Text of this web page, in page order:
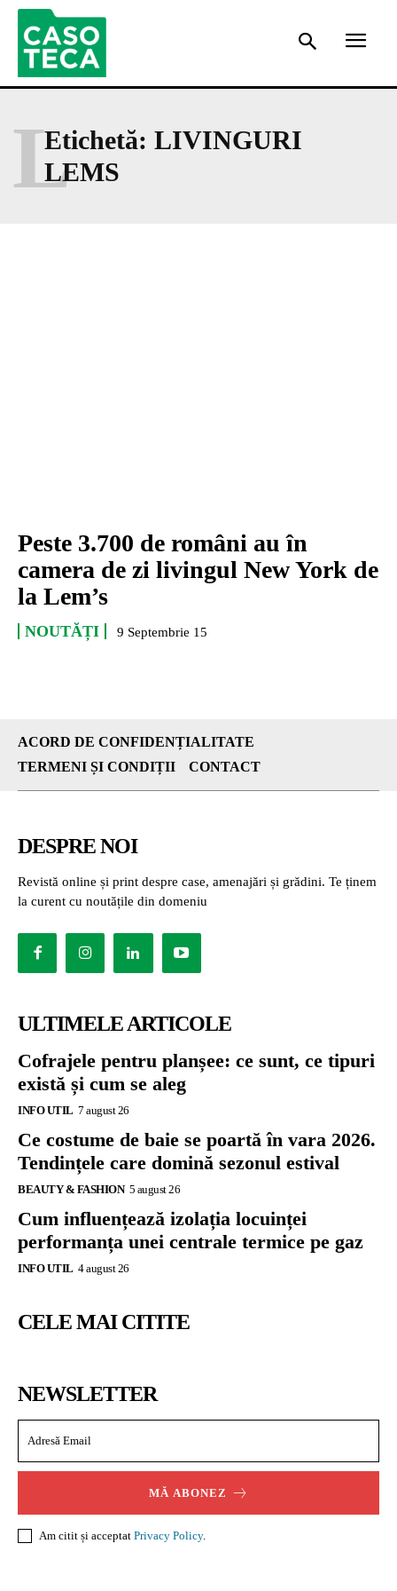
Etichetă: LIVINGURI
LEMS
L
Peste 3.700 de români au în
camera de zi livingul New York de
la Lem’s
NOUTĂȚI 9 Septembrie 15
ACORD DE CONFIDENȚIALITATE
TERMENI ȘI CONDIȚII
CONTACT
DESPRE NOI
Revistă online și print despre case, amenajări și grădini. Te ținem
la curent cu noutățile din domeniu
ULTIMELE ARTICOLE
Cofrajele pentru planșee: ce sunt, ce tipuri
există și cum se aleg
INFO UTIL 7 august 26
Ce costume de baie se poartă în vara 2026.
Tendințele care domină sezonul estival
BEAUTY & FASHION 5 august 26
Cum influențează izolația locuinței
performanța unei centrale termice pe gaz
INFO UTIL 4 august 26
CELE MAI CITITE
NEWSLETTER
MĂ ABONEZ
Am citit și acceptat Privacy Policy.